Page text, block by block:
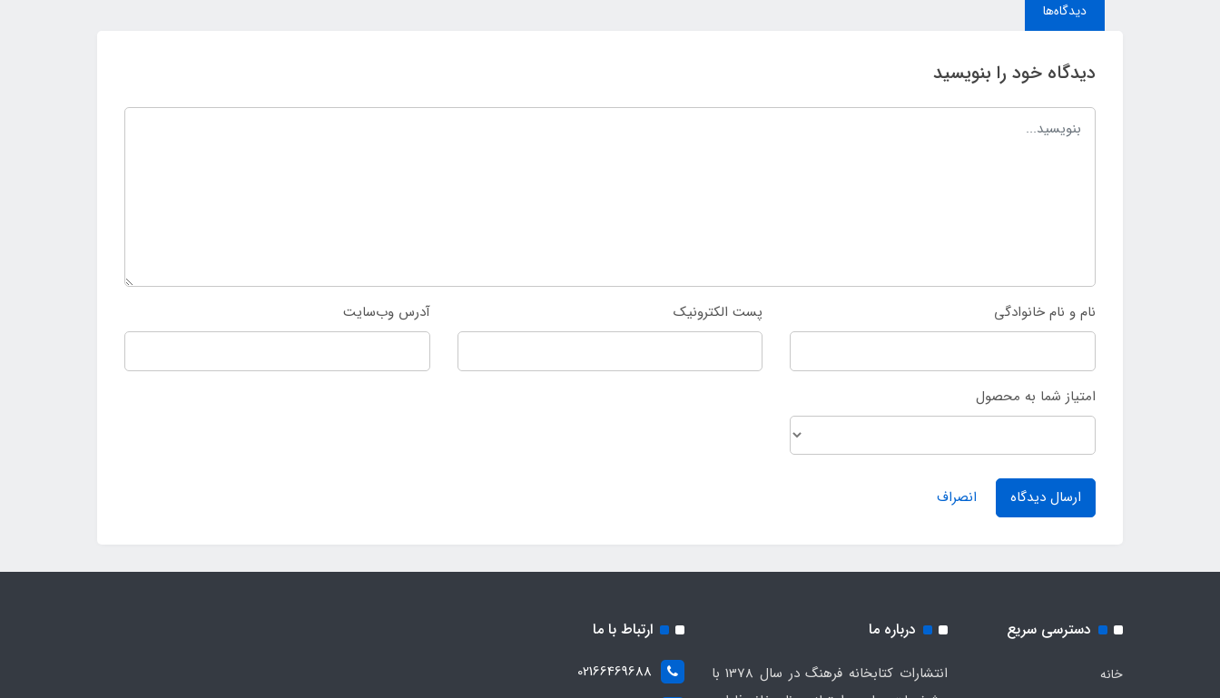
دیدگاه‌ها
دیدگاه خود را بنویسید
نام و نام خانوادگی پست الکترونیک آدرس وب‌سایت
امتیاز شما به محصول
ارسال دیدگاه انصراف
دسترسی سریع
خانه
درباره ما
انتشارات کتابخانه فرهنگ در سال 1378 با
ارتباط با ما
02166469688